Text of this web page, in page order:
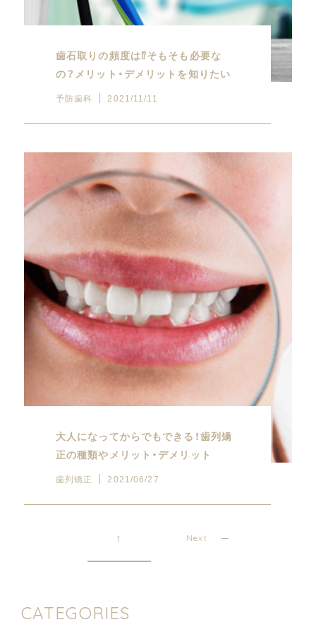
歯石取りの頻度は⁉︎そもそも必要な
の？メリット・デメリットを知りたい
予防歯科 2021/11/11
大人になってからでもできる！歯列矯
正の種類やメリット・デメリット
歯列矯正 2021/06/27
1 Next
CATEGORIES